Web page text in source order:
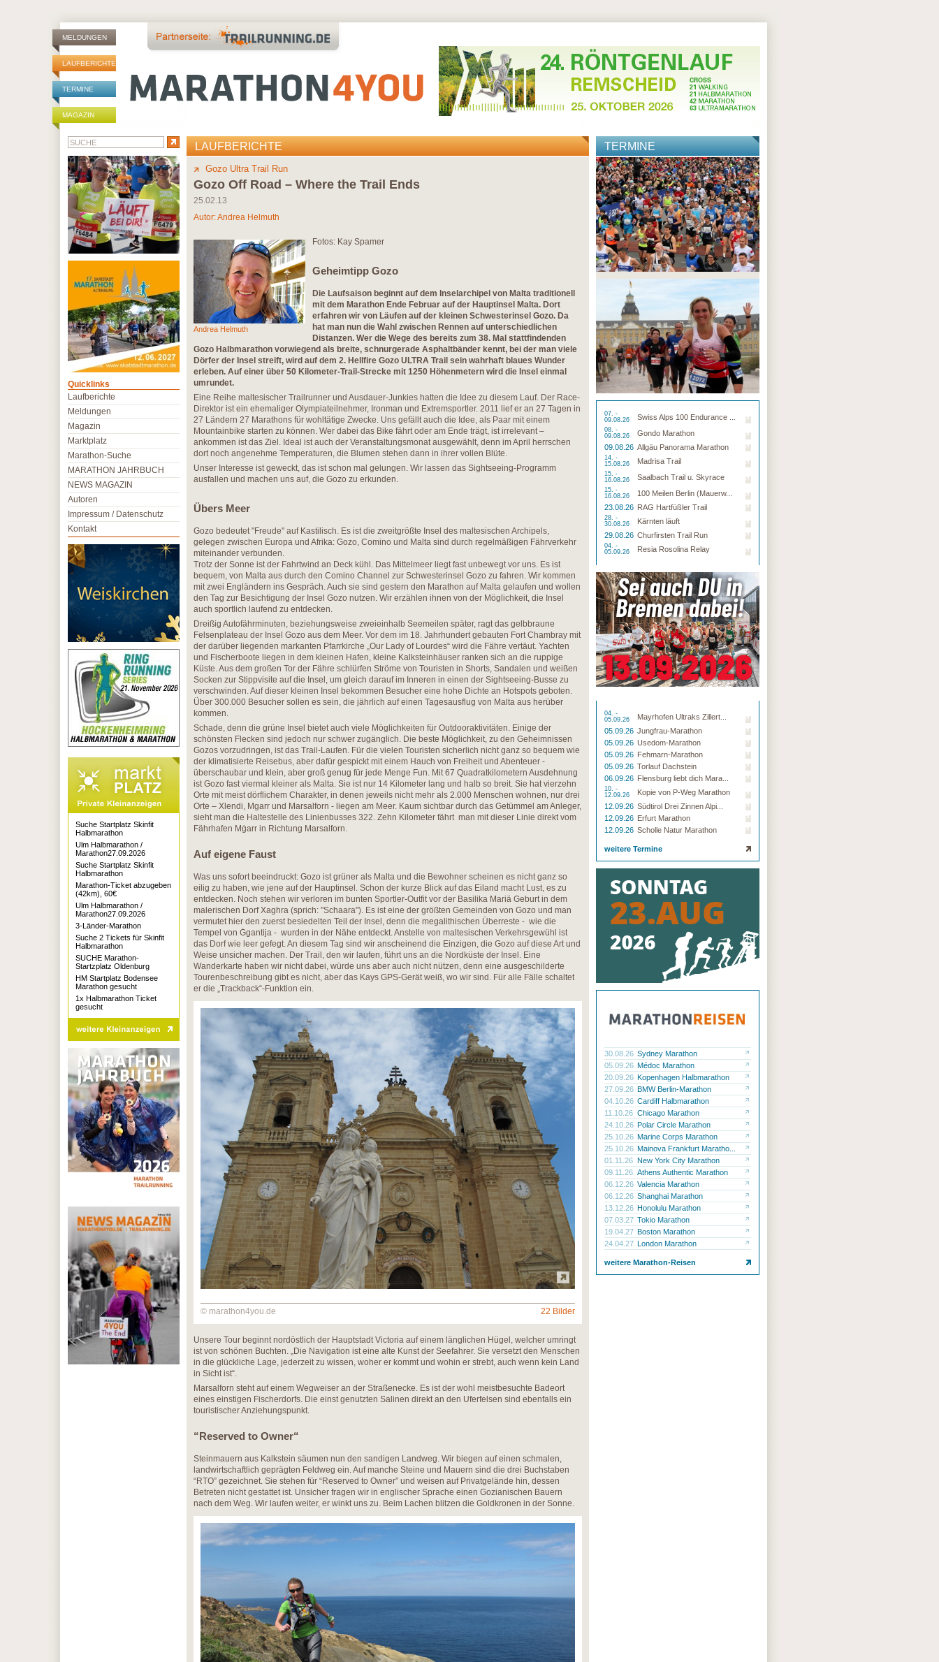
MELDUNGEN
LAUFBERICHTE
TERMINE
MAGAZIN
LAUFBERICHTE
Gozo Ultra Trail Run
Gozo Off Road – Where the Trail Ends
25.02.13
Autor:Andrea Helmuth
Andrea Helmuth
Fotos: Kay Spamer
Geheimtipp Gozo
Die Laufsaison beginnt auf dem Inselarchipel von Malta traditionell
mit dem Marathon Ende Februar auf der Hauptinsel Malta. Dort
erfahren wir von Läufen auf der kleinen Schwesterinsel Gozo. Da
hat man nun die Wahl zwischen Rennen auf unterschiedlichen
Distanzen. Wer die Wege des bereits zum 38. Mal stattfindenden
Gozo Halbmarathon vorwiegend als breite, schnurgerade Asphaltbänder kennt, bei der man viele
Dörfer der Insel streift, wird auf dem 2. Hellfire Gozo ULTRA Trail sein wahrhaft blaues Wunder
erleben. Auf einer über 50 Kilometer-Trail-Strecke mit 1250 Höhenmetern wird die Insel einmal
umrundet.
Eine Reihe maltesischer Trailrunner und Ausdauer-Junkies hatten die Idee zu diesem Lauf. Der Race-
Direktor ist ein ehemaliger Olympiateilnehmer, Ironman und Extremsportler. 2011 lief er an 27 Tagen in
27 Ländern 27 Marathons für wohltätige Zwecke. Uns gefällt auch die Idee, als Paar mit einem
Mountainbike starten zu können. Wer dabei das Bike fährt oder am Ende trägt, ist irrelevant –
ankommen ist das Ziel. Ideal ist auch der Veranstaltungsmonat ausgewählt, denn im April herrschen
dort noch angenehme Temperaturen, die Blumen stehen dann in ihrer vollen Blüte.
Unser Interesse ist geweckt, das ist schon mal gelungen. Wir lassen das Sightseeing-Programm
ausfallen und machen uns auf, die Gozo zu erkunden.
Übers Meer
Gozo bedeutet "Freude" auf Kastilisch. Es ist die zweitgrößte Insel des maltesischen Archipels,
gelegen zwischen Europa und Afrika: Gozo, Comino und Malta sind durch regelmäßigen Fährverkehr
miteinander verbunden.
Trotz der Sonne ist der Fahrtwind an Deck kühl. Das Mittelmeer liegt fast unbewegt vor uns. Es ist
bequem, von Malta aus durch den Comino Channel zur Schwesterinsel Gozo zu fahren. Wir kommen
mit zwei Engländern ins Gespräch. Auch sie sind gestern den Marathon auf Malta gelaufen und wollen
den Tag zur Besichtigung der Insel Gozo nutzen. Wir erzählen ihnen von der Möglichkeit, die Insel
auch sportlich laufend zu entdecken.
Dreißig Autofährminuten, beziehungsweise zweieinhalb Seemeilen später, ragt das gelbbraune
Felsenplateau der Insel Gozo aus dem Meer. Vor dem im 18. Jahrhundert gebauten Fort Chambray mit
der darüber liegenden markanten Pfarrkirche „Our Lady of Lourdes“ wird die Fähre vertäut. Yachten
und Fischerboote liegen in dem kleinen Hafen, kleine Kalksteinhäuser ranken sich an die ruppige
Küste. Aus dem großen Tor der Fähre schlürfen Ströme von Touristen in Shorts, Sandalen und weißen
Socken zur Stippvisite auf die Insel, um gleich darauf im Inneren in einen der Sightseeing-Busse zu
verschwinden. Auf dieser kleinen Insel bekommen Besucher eine hohe Dichte an Hotspots geboten.
Über 300.000 Besucher sollen es sein, die jährlich auf einen Tagesausflug von Malta aus herüber
kommen.
Schade, denn die grüne Insel bietet auch viele Möglichkeiten für Outdooraktivitäten. Einige der
schönsten Flecken sind jedoch nur schwer zugänglich. Die beste Möglichkeit, zu den Geheimnissen
Gozos vorzudringen, ist das Trail-Laufen. Für die vielen Touristen sicherlich nicht ganz so bequem wie
der klimatisierte Reisebus, aber dafür gespickt mit einem Hauch von Freiheit und Abenteuer -
überschaubar und klein, aber groß genug für jede Menge Fun. Mit 67 Quadratkilometern Ausdehnung
ist Gozo fast viermal kleiner als Malta. Sie ist nur 14 Kilometer lang und halb so breit. Sie hat vierzehn
Orte mit meist dörflichem Charakter, in denen jeweils nicht mehr als 2.000 Menschen wohnen, nur drei
Orte – Xlendi, Mgarr und Marsalforn - liegen am Meer. Kaum sichtbar durch das Getümmel am Anleger,
sieht man die Haltestelle des Linienbusses 322. Zehn Kilometer fährt man mit dieser Linie direkt vom
Fährhafen Mġarr in Richtung Marsalforn.
Auf eigene Faust
Was uns sofort beeindruckt: Gozo ist grüner als Malta und die Bewohner scheinen es nicht ganz so
eilig zu haben, wie jene auf der Hauptinsel. Schon der kurze Blick auf das Eiland macht Lust, es zu
entdecken. Noch stehen wir verloren im bunten Sportler-Outfit vor der Basilika Mariä Geburt in dem
malerischen Dorf Xaghra (sprich: "Schaara"). Es ist eine der größten Gemeinden von Gozo und man
vermutet hier den zuerst besiedelten Teil der Insel, denn die megalithischen Überreste - wie die
Tempel von Ġgantija - wurden in der Nähe entdeckt. Anstelle von maltesischen Verkehrsgewühl ist
das Dorf wie leer gefegt. An diesem Tag sind wir anscheinend die Einzigen, die Gozo auf diese Art und
Weise unsicher machen. Der Trail, den wir laufen, führt uns an die Nordküste der Insel. Eine
Wanderkarte haben wir nicht dabei, würde uns aber auch nicht nützen, denn eine ausgeschilderte
Tourenbeschreibung gibt es nicht, aber das Kays GPS-Gerät weiß, wo wir sind. Für alle Fälle schaltet
er die „Trackback“-Funktion ein.
© marathon4you.de 22 Bilder
Unsere Tour beginnt nordöstlich der Hauptstadt Victoria auf einem länglichen Hügel, welcher umringt
ist von schönen Buchten. „Die Navigation ist eine alte Kunst der Seefahrer. Sie versetzt den Menschen
in die glückliche Lage, jederzeit zu wissen, woher er kommt und wohin er strebt, auch wenn kein Land
in Sicht ist“.
Marsalforn steht auf einem Wegweiser an der Straßenecke. Es ist der wohl meistbesuchte Badeort
eines einstigen Fischerdorfs. Die einst genutzten Salinen direkt an den Uferfelsen sind ebenfalls ein
touristischer Anziehungspunkt.
“Reserved to Owner“
Steinmauern aus Kalkstein säumen nun den sandigen Landweg. Wir biegen auf einen schmalen,
landwirtschaftlich geprägten Feldweg ein. Auf manche Steine und Mauern sind die drei Buchstaben
“RTO” gezeichnet. Sie stehen für “Reserved to Owner” und weisen auf Privatgelände hin, dessen
Betreten nicht gestattet ist. Unsicher fragen wir in englischer Sprache einen Gozianischen Bauern
nach dem Weg. Wir laufen weiter, er winkt uns zu. Beim Lachen blitzen die Goldkronen in der Sonne.
TERMINE
07. -
09.08.26
Swiss Alps 100 Endurance ...
08. -
09.08.26
Gondo Marathon
09.08.26 Allgäu Panorama Marathon
14. -
15.08.26
Madrisa Trail
15. -
16.08.26
Saalbach Trail u. Skyrace
15. -
16.08.26
100 Meilen Berlin (Mauerw...
23.08.26 RAG Hartfüßler Trail
28. -
30.08.26
Kärnten läuft
29.08.26 Churfirsten Trail Run
04. -
05.09.26
Resia Rosolina Relay
04. -
05.09.26
Mayrhofen Ultraks Zillert...
05.09.26 Jungfrau-Marathon
05.09.26 Usedom-Marathon
05.09.26 Fehmarn-Marathon
05.09.26 Torlauf Dachstein
06.09.26 Flensburg liebt dich Mara...
10. -
12.09.26
Kopie von P-Weg Marathon
12.09.26 Südtirol Drei Zinnen Alpi...
12.09.26 Erfurt Marathon
12.09.26 Scholle Natur Marathon
weitere Termine
30.08.26 Sydney Marathon
05.09.26 Médoc Marathon
20.09.26 Kopenhagen Halbmarathon
27.09.26 BMW Berlin-Marathon
04.10.26 Cardiff Halbmarathon
11.10.26 Chicago Marathon
24.10.26 Polar Circle Marathon
25.10.26 Marine Corps Marathon
25.10.26 Mainova Frankfurt Maratho...
01.11.26 New York City Marathon
09.11.26 Athens Authentic Marathon
06.12.26 Valencia Marathon
06.12.26 Shanghai Marathon
13.12.26 Honolulu Marathon
07.03.27 Tokio Marathon
19.04.27 Boston Marathon
24.04.27 London Marathon
weitere Marathon-Reisen
Quicklinks
Laufberichte
Meldungen
Magazin
Marktplatz
Marathon-Suche
MARATHON JAHRBUCH
NEWS MAGAZIN
Autoren
Impressum / Datenschutz
Kontakt
Suche Startplatz Skinfit
Halbmarathon
Ulm Halbmarathon /
Marathon27.09.2026
Suche Startplatz Skinfit
Halbmarathon
Marathon-Ticket abzugeben
(42km), 60€
Ulm Halbmarathon /
Marathon27.09.2026
3-Länder-Marathon
Suche 2 Tickets für Skinfit
Halbmarathon
SUCHE Marathon-
Startzplatz Oldenburg
HM Startplatz Bodensee
Marathon gesucht
1x Halbmarathon Ticket
gesucht